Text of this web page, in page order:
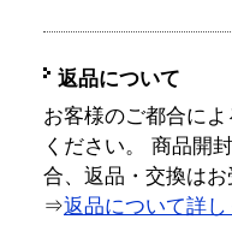
返品について
お客様のご都合に
ください。 商品開
合、返品・交換は
⇒返品について詳し